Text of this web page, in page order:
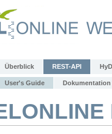
Überblick REST-API
User's Guide Dokumentation